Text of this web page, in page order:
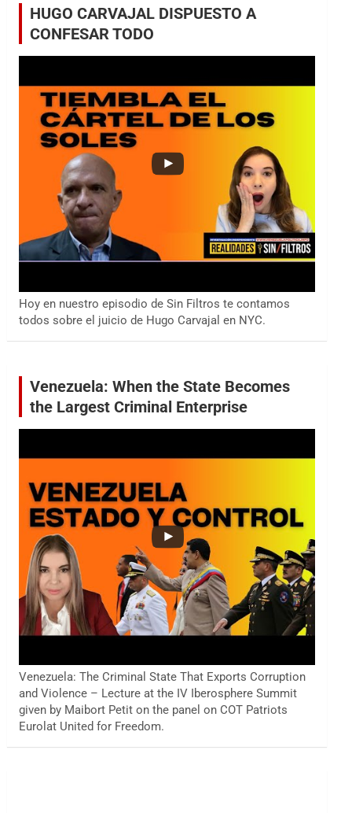
HUGO CARVAJAL DISPUESTO A
CONFESAR TODO
Hoy en nuestro episodio de Sin Filtros te contamos
todos sobre el juicio de Hugo Carvajal en NYC.
Venezuela: When the State Becomes
the Largest Criminal Enterprise
Venezuela: The Criminal State That Exports Corruption
and Violence – Lecture at the IV Iberosphere Summit
given by Maibort Petit on the panel on COT Patriots
Eurolat United for Freedom.